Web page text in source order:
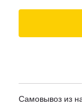
Заказ сыра
Самовывоз из